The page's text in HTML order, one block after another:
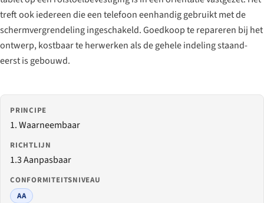
treft ook iedereen die een telefoon eenhandig gebruikt met de
schermvergrendeling ingeschakeld. Goedkoop te repareren bij het
ontwerp, kostbaar te herwerken als de gehele indeling staand-
eerst is gebouwd.
PRINCIPE
1. Waarneembaar
RICHTLIJN
1.3 Aanpasbaar
CONFORMITEITSNIVEAU
AA